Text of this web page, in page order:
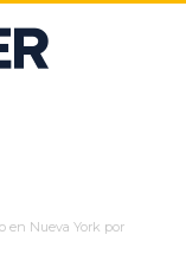
en Nueva York por